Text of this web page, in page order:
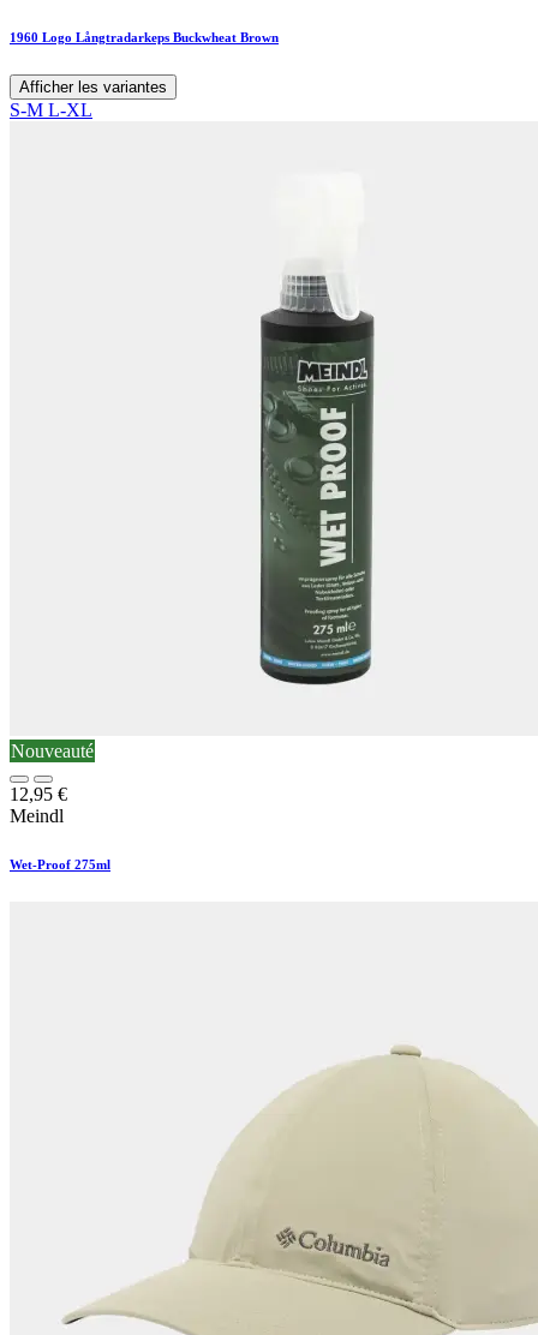
1960 Logo Långtradarkeps Buckwheat Brown
Afficher les variantes
S-M L-XL
Nouveauté
12,95 €
Meindl
Wet-Proof 275ml